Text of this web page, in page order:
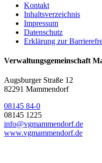
Kontakt
Inhaltsverzeichnis
Impressum
Datenschutz
Erklärung zur
Verwaltungsgemeinschaft
Augsburger Straße 12
82291 Mammendorf
08145 84-0
08145 1225
info@vgmammendorf.de
www.vgmammendorf.de